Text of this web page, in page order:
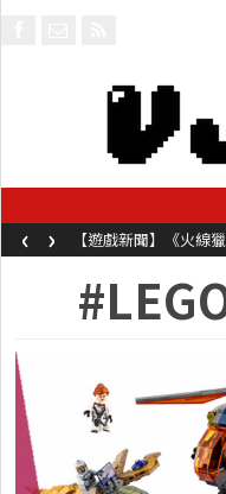
【遊戲新聞】《火線
容同時系舊作限時超
‹ ›